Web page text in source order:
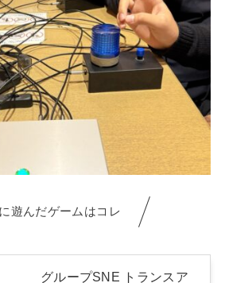
遊んだゲームはコレ
グループSNE トランスア